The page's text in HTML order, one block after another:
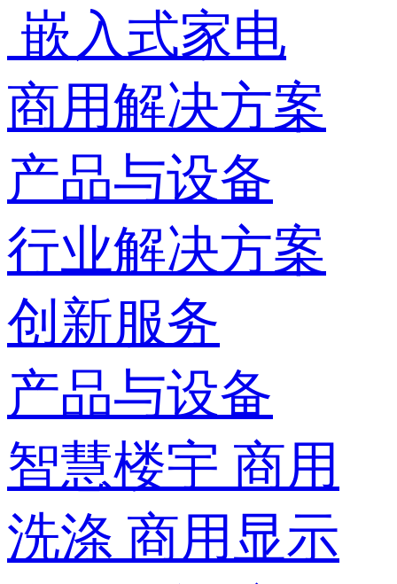
嵌入式家电
商用解决方案
产品与设备
行业解决方案
创新服务
产品与设备
智慧楼宇 商用
洗涤 商用显示